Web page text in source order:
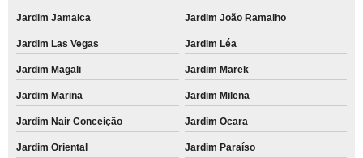
Jardim Jamaica Jardim João Ramalho
Jardim Las Vegas Jardim Léa
Jardim Magali Jardim Marek
Jardim Marina Jardim Milena
Jardim Nair Conceição Jardim Ocara
Jardim Oriental Jardim Paraíso